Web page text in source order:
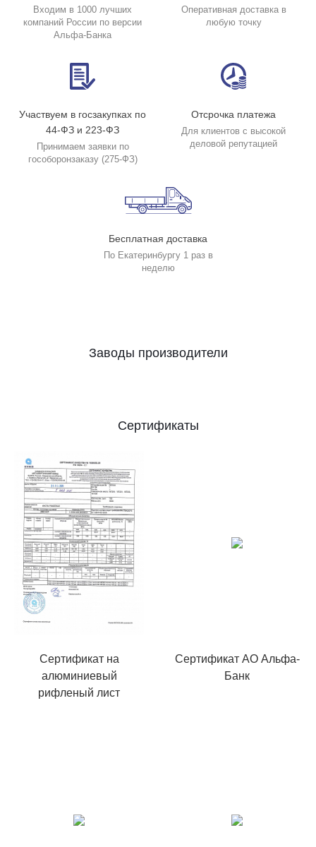
Входим в 1000 лучших
компаний России по версии
Альфа-Банка
Оперативная доставка в
любую точку
Участвуем в госзакупках по
44-ФЗ и 223-ФЗ
Принимаем заявки по
гособоронзаказу (275-ФЗ)
Отсрочка платежа
Для клиентов с высокой
деловой репутацией
Бесплатная доставка
По Екатеринбургу 1 раз в
неделю
Заводы производители
Сертификаты
Сертификат на
алюминиевый
рифленый лист
Сертификат АО Альфа-
Банк